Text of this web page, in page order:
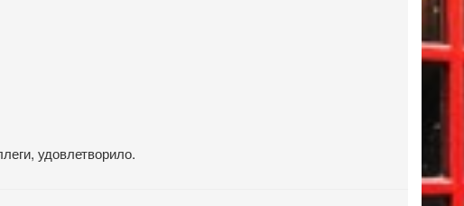
удовлетворило.